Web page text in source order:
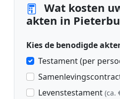
Wat kosten
akten in
Kies de benodigde
Testament (per
Levenstestament (ca.